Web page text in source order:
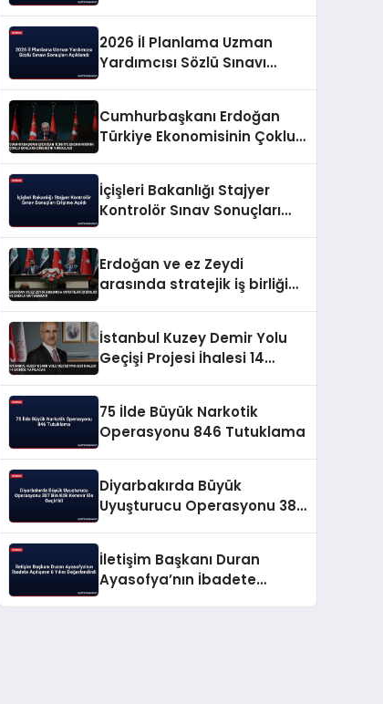
2026 İl Planlama Uzman
Yardımcısı Sözlü Sınavı
Cumhurbaşkanı Erdoğan
Türkiye Ekonomisinin Çoklu
İçişleri Bakanlığı Stajyer
Kontrolör Sınav Sonuçları
Erdoğan ve ez Zeydi
arasında stratejik iş birliği
İstanbul Kuzey Demir Yolu
Geçişi Projesi İhalesi 14
75 İlde Büyük Narkotik
Operasyonu 846 Tutuklama
Diyarbakırda Büyük
Uyuşturucu Operasyonu 387
İletişim Başkanı Duran
Ayasofya’nın İbadete